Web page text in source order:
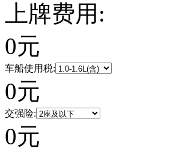
上牌费用:
0元
车船使用税:
0元
交强险:
0元